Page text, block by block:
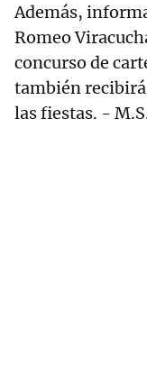
Además,
Romeo
concurso de
también
las fiestas. -